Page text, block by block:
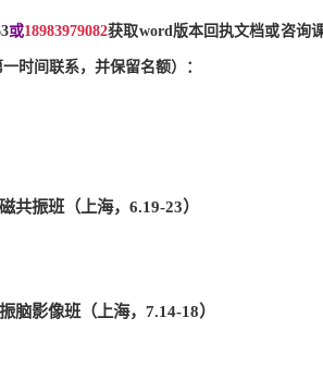
或18983979082获取word版本回执文档或咨询
时间联系，并保留名额）：
共振班（上海，6.19-23）
脑影像班（上海，7.14-18）